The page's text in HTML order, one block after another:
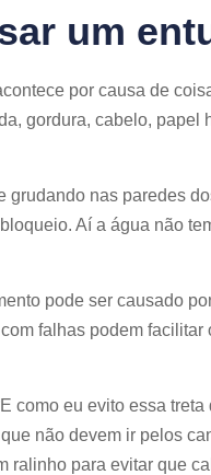
um
por causa de
gordura, cabelo,
nas paredes
Aí a água não
pode ser causado
falhas podem
como eu evito essa
não devem ir pelos
ralinho para evitar que